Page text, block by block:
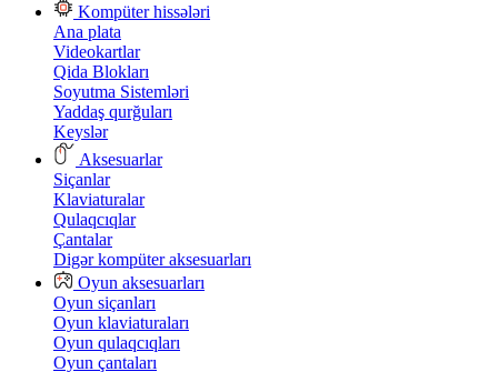
Kompüter hissələri
Ana plata
Videokartlar
Qida Blokları
Soyutma Sistemləri
Yaddaş qurğuları
Keyslər
Aksesuarlar
Siçanlar
Klaviaturalar
Qulaqcıqlar
Çantalar
Digər kompüter aksesuarları
Oyun aksesuarları
Oyun siçanları
Oyun klaviaturaları
Oyun qulaqcıqları
Oyun çantaları